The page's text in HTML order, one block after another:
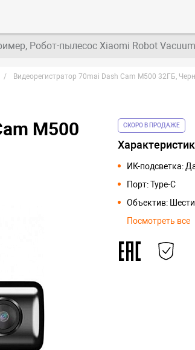
Робот-пылесос Xiaomi Robot
Видеорегистратор 70mai Dash Cam M500 32ГБ,
M500
СКОРО В ПРОДАЖЕ
ИК-подсветка:
Порт: Type-C
Объектив:
Посмотреть все